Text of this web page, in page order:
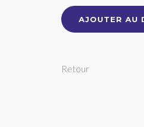
AJOUTER AU
Retour